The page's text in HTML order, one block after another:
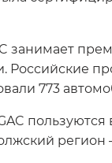
занимает
Российские
773
пользуются
регион